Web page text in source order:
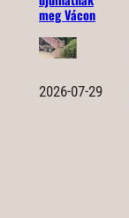
meg Vácon
2026-07-29